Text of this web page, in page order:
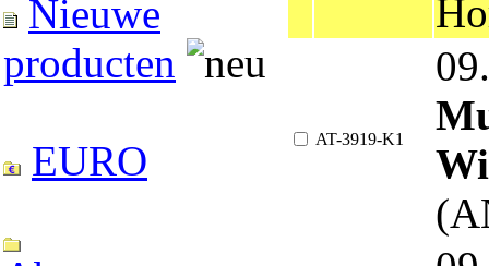
Nieuwe
producten
EURO AT-3919-K1